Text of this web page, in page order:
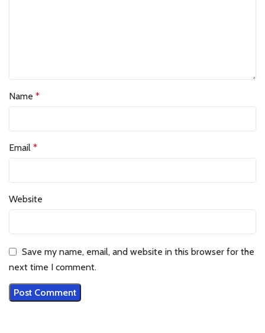
Name *
Email *
Website
Save my name, email, and website in this browser for the
next time I comment.